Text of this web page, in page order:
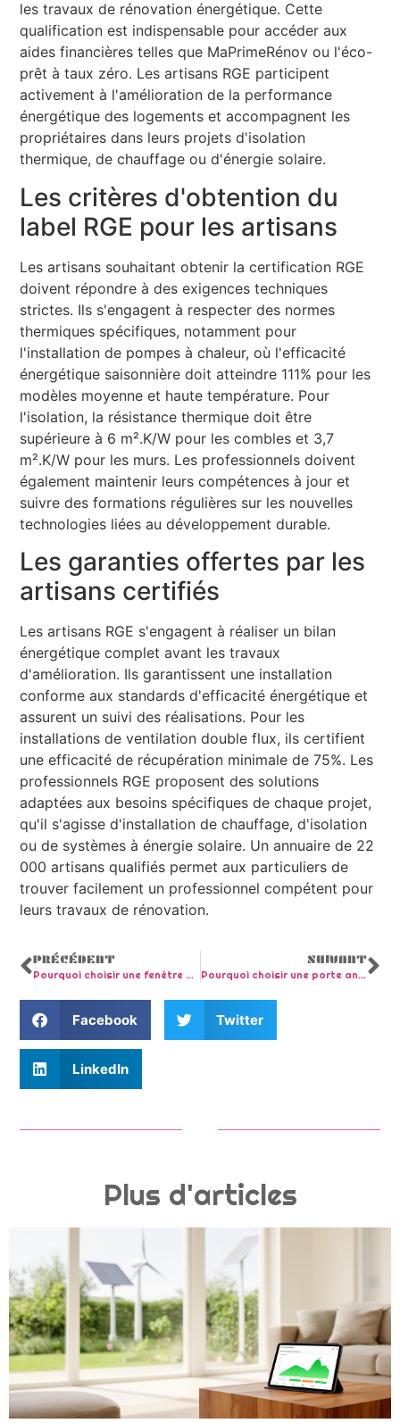
les travaux de rénovation énergétique. Cette
qualification est indispensable pour accéder aux
aides financières telles que MaPrimeRénov ou l'éco-
prêt à taux zéro. Les artisans RGE participent
activement à l'amélioration de la performance
énergétique des logements et accompagnent les
propriétaires dans leurs projets d'isolation
thermique, de chauffage ou d'énergie solaire.
Les critères d'obtention du
label RGE pour les artisans
Les artisans souhaitant obtenir la certification RGE
doivent répondre à des exigences techniques
strictes. Ils s'engagent à respecter des normes
thermiques spécifiques, notamment pour
l'installation de pompes à chaleur, où l'efficacité
énergétique saisonnière doit atteindre 111% pour les
modèles moyenne et haute température. Pour
l'isolation, la résistance thermique doit être
supérieure à 6 m².K/W pour les combles et 3,7
m².K/W pour les murs. Les professionnels doivent
également maintenir leurs compétences à jour et
suivre des formations régulières sur les nouvelles
technologies liées au développement durable.
Les garanties offertes par les
artisans certifiés
Les artisans RGE s'engagent à réaliser un bilan
énergétique complet avant les travaux
d'amélioration. Ils garantissent une installation
conforme aux standards d'efficacité énergétique et
assurent un suivi des réalisations. Pour les
installations de ventilation double flux, ils certifient
une efficacité de récupération minimale de 75%. Les
professionnels RGE proposent des solutions
adaptées aux besoins spécifiques de chaque projet,
qu'il s'agisse d'installation de chauffage, d'isolation
ou de systèmes à énergie solaire. Un annuaire de 22
000 artisans qualifiés permet aux particuliers de
trouver facilement un professionnel compétent pour
leurs travaux de rénovation.
PRÉCÉDENT
Pourquoi choisir une fenêtre PVC pour une isolation thermique optimale
SUIVANT
Pourquoi choisir une porte anti pince doigt pour les crèches et écoles maternelles ?
Facebook Twitter
LinkedIn
Plus d'articles